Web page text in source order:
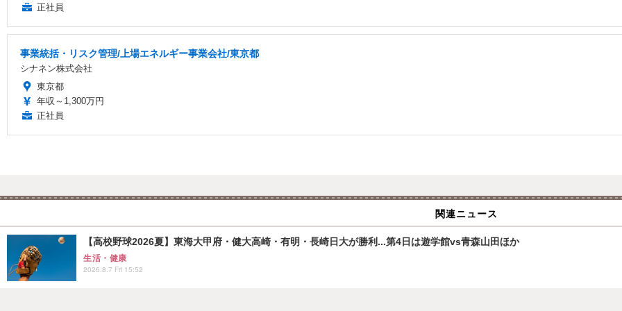
正社員
事業統括・リスク管理/上場エネルギー事業会社/東京都
シナネン株式会社
東京都
年収～1,300万円
正社員
関連ニュース
【高校野球2026夏】東海大甲府・健大高崎・有明・長崎日大が勝利...第4日は遊学館vs青森山田ほか
生活・健康
2026.8.7 Fri 15:52